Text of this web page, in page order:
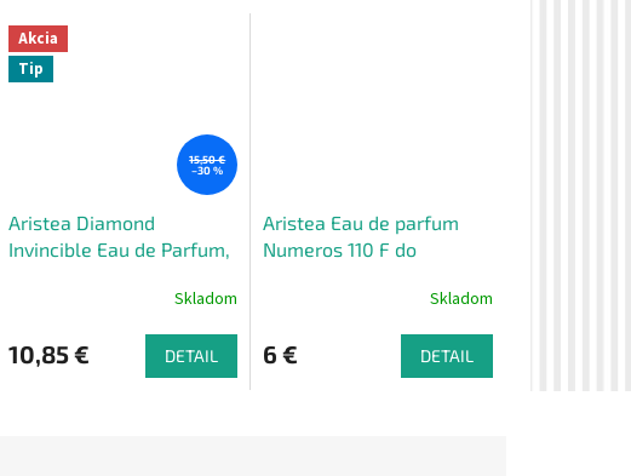
Akcia
Tip
15,50 €
–30 %
Aristea Diamond
Invincible Eau de Parfum,
Skladom
10,85 € DETAIL
Aristea Eau de parfum
Numeros 110 F do
Skladom
6 € DETAIL